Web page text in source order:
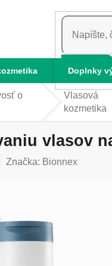
HĽADAŤ
Doplnky
o
Vlasová
kozmetika
vlasov
Značka: Bionnex